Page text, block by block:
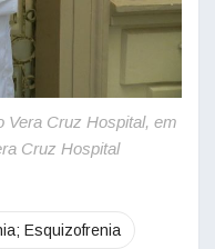
Vera Cruz Hospital, em
Cruz Hospital
Esquizofrenia